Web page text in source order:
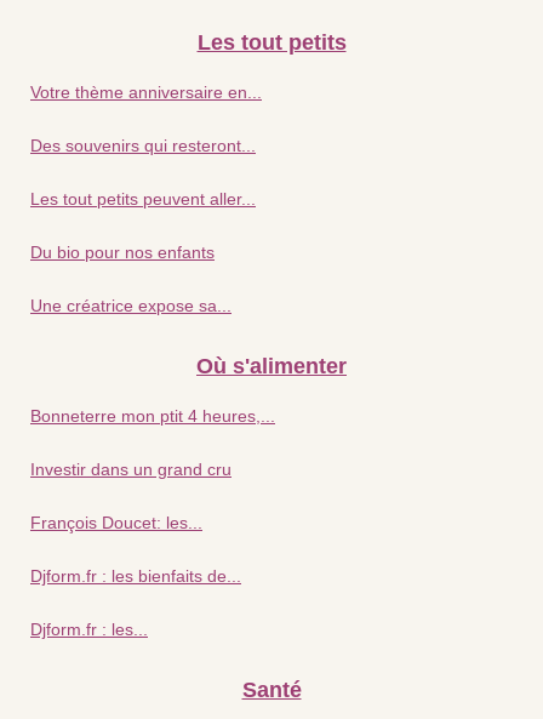
Les tout petits
Votre thème anniversaire en...
Des souvenirs qui resteront...
Les tout petits peuvent aller...
Du bio pour nos enfants
Une créatrice expose sa...
Où s'alimenter
Bonneterre mon ptit 4 heures,...
Investir dans un grand cru
François Doucet: les...
Djform.fr : les bienfaits de...
Djform.fr : les...
Santé